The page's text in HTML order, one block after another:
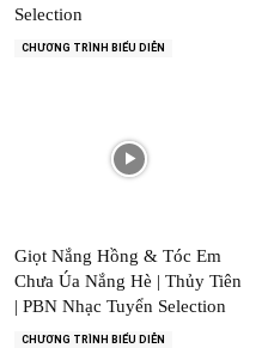
Selection
CHƯƠNG TRÌNH BIỂU DIỄN
Giọt Nắng Hồng & Tóc Em
Chưa Úa Nắng Hè | Thủy Tiên
| PBN Nhạc Tuyển Selection
CHƯƠNG TRÌNH BIỂU DIỄN